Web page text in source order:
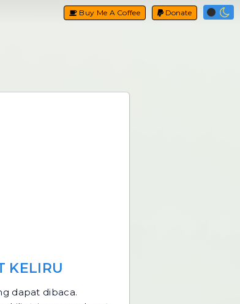
Donate
Buy Me A Coffee
KELIRU
dapat dibaca.